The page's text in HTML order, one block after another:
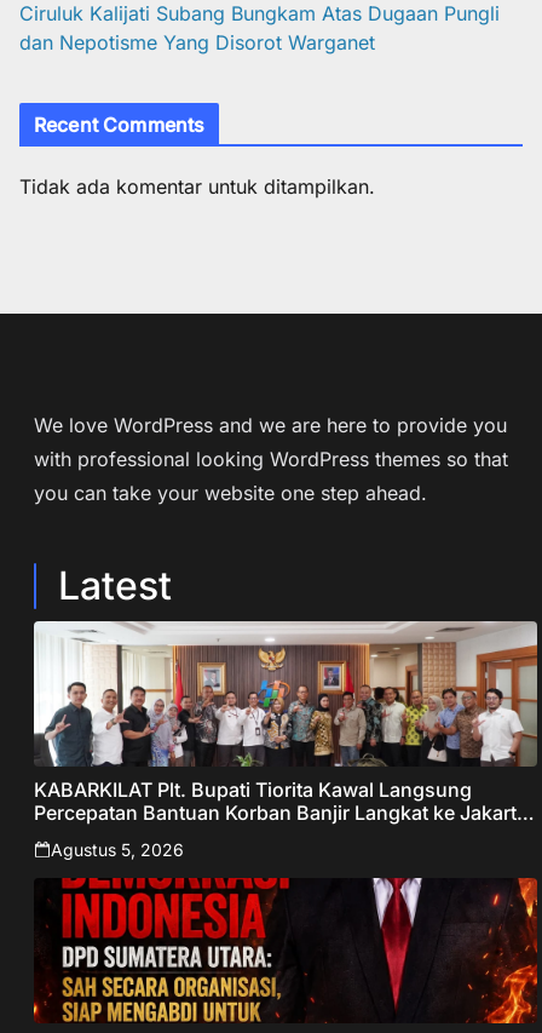
Ciruluk Kalijati Subang Bungkam Atas Dugaan Pungli
dan Nepotisme Yang Disorot Warganet
Recent Comments
Tidak ada komentar untuk ditampilkan.
We love WordPress and we are here to provide you
with professional looking WordPress themes so that
you can take your website one step ahead.
Latest
KABARKILAT Plt. Bupati Tiorita Kawal Langsung
Percepatan Bantuan Korban Banjir Langkat ke Jakarta
– Sentralberita
Agustus 5, 2026